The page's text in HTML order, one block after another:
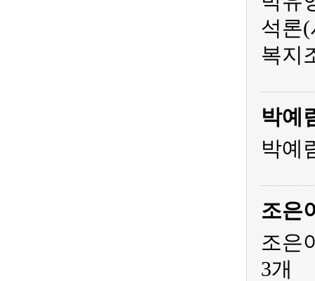
석론
복지
박예
박예
조은
조은
3개